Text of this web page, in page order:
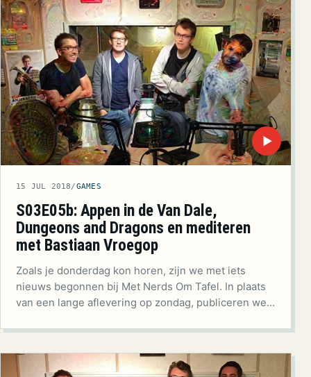
▶
15 JUL 2018/GAMES
S03E05b: Appen in de Van Dale,
Dungeons and Dragons en mediteren
met Bastiaan Vroegop
Zoals je donderdag kon horen, zijn we met iets
nieuws begonnen bij Met Nerds Om Tafel. In plaats
van een lange aflevering op zondag, publiceren we…